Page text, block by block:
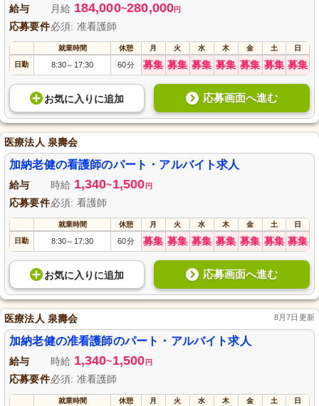
給与 月給 184,000~280,000円
応募要件必須: 准看護師
就業時間 休憩 月 火 水 木 金 土 日
日勤 8:30～ 17:30 60分 募集 募集 募集 募集 募集 募集 募集
お気に入り に追加 応募画面へ進む
医療法人 泉壽会
加納老健の看護師のパート・アルバイト求人
給与 時給 1,340~1,500 円
応募要件必須: 看護師
就業時間 休憩 月 火 水 木 金 土 日
日勤 8:30～ 17:30 60分 募集 募集 募集 募集 募集 募集 募集
お気に入り に追加 応募画面へ進む
医療法人 泉壽会 8月7日更新
加納老健の准看護師のパート・アルバイト求人
給与 時給 1,340~1,500 円
応募要件必須: 准看護師
就業時間 休憩 月 火 水 木 金 土 日